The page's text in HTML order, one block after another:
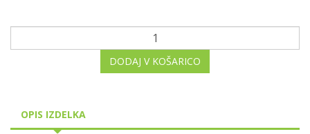
DODAJ V KOŠARICO
OPIS IZDELKA